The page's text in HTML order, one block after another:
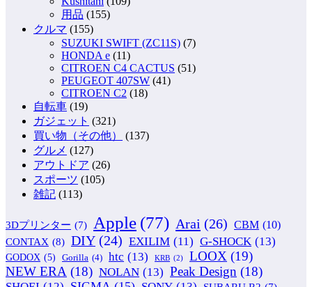
用品 (155)
クルマ (155)
SUZUKI SWIFT (ZC11S) (7)
HONDA e (11)
CITROEN C4 CACTUS (51)
PEUGEOT 407SW (41)
CITROEN C2 (18)
自転車 (19)
ガジェット (321)
買い物（その他）
(137)
グルメ (127)
アウトドア (26)
スポーツ (105)
雑記 (113)
3Dプリンター (7) Apple (77) Arai (26) CBM (10)
CONTAX (8) DIY (24) EXILIM (11) G-SHOCK (13)
GODOX (5) Gorilla (4) htc (13) KRB (2) LOOX (19)
NEW ERA (18) NOLAN (13) Peak Design (18)